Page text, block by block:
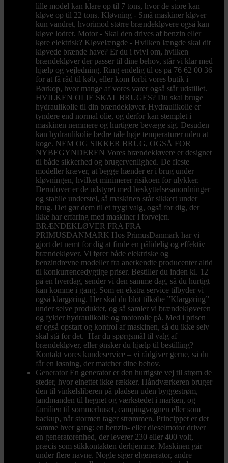
lille model kan klare op til 7 tons, hvor de store kan
kløve op til 22 tons. Kløvning - Små maskiner kløver
kun vandret, hvorimod større brændekløvere også kan
kløve lodret. Motor - Skal den drives af benzin eller
køre elektrisk? Kløvelængde - Hvilken længde skal dit
kløvede brænde have? Er du i tvivl om, hvilken
brændekløver der passer til dine behov, står vi klar med
hjælp og vejledning. Ring endelig til os på 76 62 00 36
for at få råd til køb, eller kom forbi vores butik i
Børkop, hvor mange af vores varer også står udstillet.
HVILKEN OLIE SKAL BRUGES? Du skal bruge
hydraulikolie til din brændekløver. Hydraulikolie er
tyndere end normal olie, og derfor kan stemplet i
maskinen nemmere og hurtigere bevæge sig. Desuden
kan hydraulikolie bedre tåle høje temperaturer uden at
koge. NEM OG SIKKER BRUG, OGSÅ FOR
NYBEGYNDEREN Vores brændekløvere er designet
til både sikkerhed og brugervenlighed. De fleste
modeller kræver, at begge hænder er i brug under
kløvningen, hvilket minimerer risikoen for ulykker.
Derudover er de udstyret med beskyttelsesanordninger
og stabile understel, så maskinen står sikkert under
brug. Det gør dem til et trygt valg, også for dig, der
ikke har erfaring med maskiner i forvejen.
BRÆNDEKLØVER FRA FRA
PRIMUSDANMARK Hos PrimusDanmark har vi
gjort det nemt for dig at finde en pålidelig og effektiv
brændekløver. Vi fører både elektriske og
benzindrevne modeller fra anerkendte producenter altid
til konkurrencedygtige priser. Bestiller du inden kl. 12
på en hverdag, sender vi den samme dag, så du hurtigt
kan komme i gang. Som en ekstra service tilbyder vi
også klargøring. Her skal du blot tilkøbe ”Klargøring”
under selve produktet, og så samler vi brændekløveren
og fylder hydraulikolie og motorolie på. Med i prisen
er også opstart og kontrol af maskinen, så du ikke selv
skal stå for det. Har du spørgsmål til valg af
brændekløver, eller ønsker du hjælp til bestilling?
Kontakt vores kundeservice – vi rådgiver gerne, så du
får en løsning, der matcher dine behov.
Generator En generator er den hurtigste vej til strøm de
steder, hvor elnettet ikke rækker. Håndværkeren bruger
den til vinkelsliberen på pladsen uden byggestrøm,
landmanden til hegnet og værkstedet i marken, og
familien til sommerhuset, campingvognen eller som
backup, når stormen tager strømmen. Princippet er det
samme hver gang: en benzin- eller dieselmotor driver
en generatorenhed, der leverer 230 eller 400 volt,
præcis som stikkontakten derhjemme. Maskinen går
under flere navne. Nogle siger elgenerator, andre